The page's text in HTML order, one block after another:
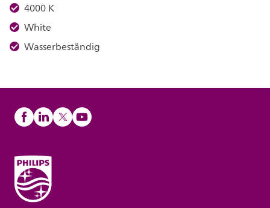
4000 K
White
Wasserbeständig